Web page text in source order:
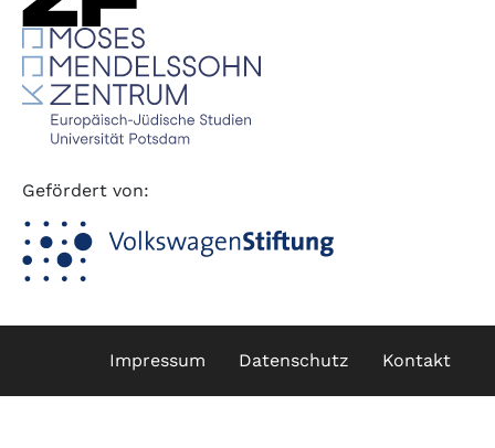
Gefördert von:
FußzeileImpressum Datenschutz Kontakt